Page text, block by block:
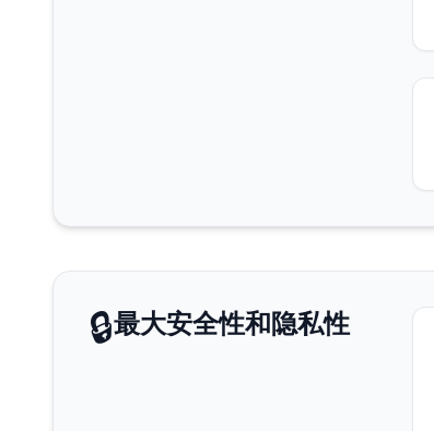
🔒最大安全性和隐私性